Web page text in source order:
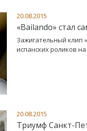
20.08.2015
«Bailando» стал
Зажигательный клип
испанских роликов
20.08.2015
Триумф Санкт-